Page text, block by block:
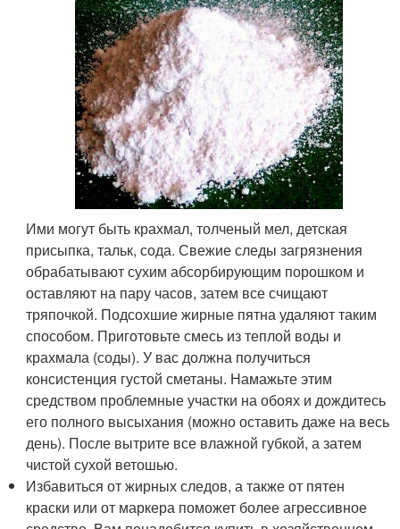
Ими могут быть крахмал, толченый мел, детская
присыпка, тальк, сода. Свежие следы загрязнения
обрабатывают сухим абсорбирующим порошком и
оставляют на пару часов, затем все счищают
тряпочкой. Подсохшие жирные пятна удаляют таким
способом. Приготовьте смесь из теплой воды и
крахмала (соды). У вас должна получиться
консистенция густой сметаны. Намажьте этим
средством проблемные участки на обоях и дождитесь
его полного высыхания (можно оставить даже на весь
день). После вытрите все влажной губкой, а затем
чистой сухой ветошью.
Избавиться от жирных следов, а также от пятен
краски или от маркера поможет более агрессивное